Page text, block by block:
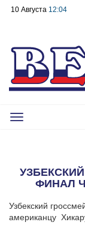
10 Августа 12:04
Toggle
ФИНАЛ
Узбекский
американцу